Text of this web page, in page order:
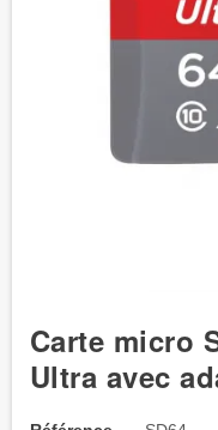
Carte micro
Ultra avec